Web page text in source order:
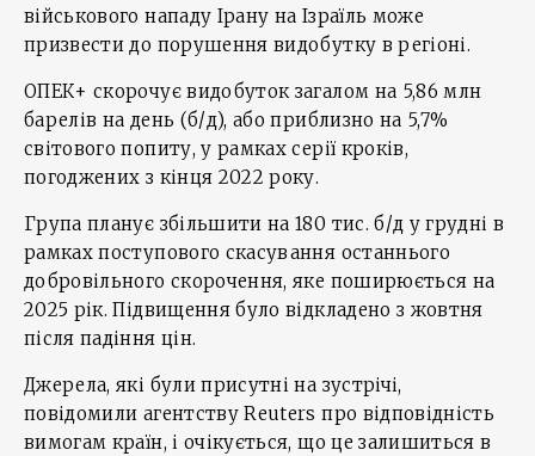
військового нападу Ірану на Ізраїль може
призвести до порушення видобутку в регіоні.
ОПЕК+ скорочує видобуток загалом на 5,86 млн
барелів на день (б/д), або приблизно на 5,7%
світового попиту, у рамках серії кроків,
погоджених з кінця 2022 року.
Група планує збільшити на 180 тис. б/д у грудні в
рамках поступового скасування останнього
добровільного скорочення, яке поширюється на
2025 рік. Підвищення було відкладено з жовтня
після падіння цін.
Джерела, які були присутні на зустрічі,
повідомили агентству Reuters про відповідність
вимогам країн, і очікується, що це залишиться в